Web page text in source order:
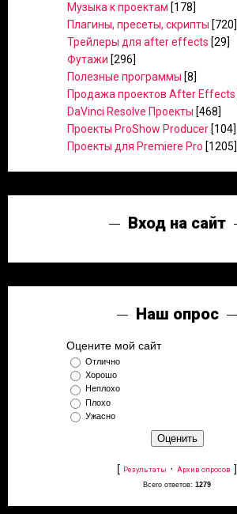
Музыка к проектам [178]
Плагины, пресеты, скрипты [720]
Трейлеры для after effects [29]
Футажи [296]
Полезные программы [8]
Продажа проектов After Effects
DaVinci Resolve Проекты [468]
Проекты ProShow Producer [104]
Проекты для Premiere Pro [1205]
Вход на сайт
Наш опрос
Оцените мой сайт
Отлично
Хорошо
Неплохо
Плохо
Ужасно
[ Результаты · Архив опросов ]
Всего ответов: 1279